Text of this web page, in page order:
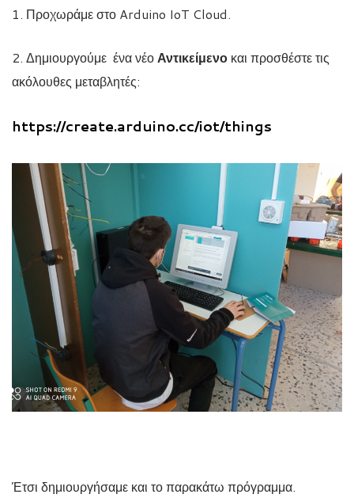
1. Προχωράμε στο Arduino IoT Cloud.
2. Δημιουργούμε ένα νέοΑντικείμενο και προσθέστε τις
ακόλουθες μεταβλητές:
https://create.arduino.cc/iot/things
Έτσι δημιουργήσαμε και το παρακάτω πρόγραμμα.